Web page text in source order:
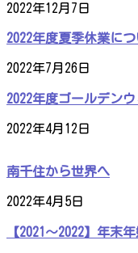
2022年12月7日
2022年度夏季休業に
2022年7月26日
2022年度ゴールデン
2022年4月12日
南千住から世界へ
2022年4月5日
【2021～2022】年末